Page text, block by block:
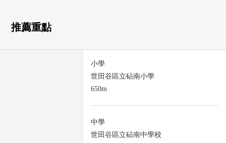
推薦重點
小學
世田谷區立砧南小學
650m
中學
世田谷區立砧南中學校